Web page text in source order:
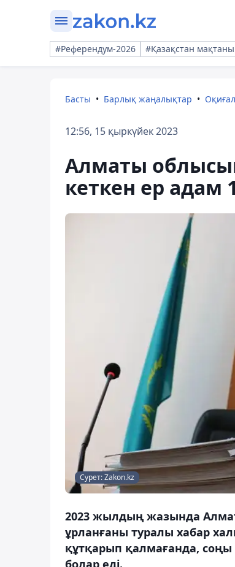
#Референдум-2026 #Қазақстан
Басты Барлық жаңалықтар
12:56, 15 қыркүйек 2023
Алматы
кеткен ер адам
Сурет: Zakon.kz
2023 жылдың жазында
ұрланғаны туралы хабар
құтқарып қалмағанда,
болар еді.